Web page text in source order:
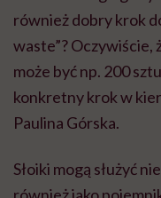
również dobry krok
waste”?
może być np. 200
konkretny krok w
Paulina Górska.
Słoiki mogą służyć